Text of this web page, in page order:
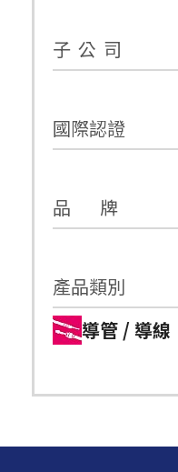
子 公 司
國際認證
品 牌
產品類別
導管 / 導線